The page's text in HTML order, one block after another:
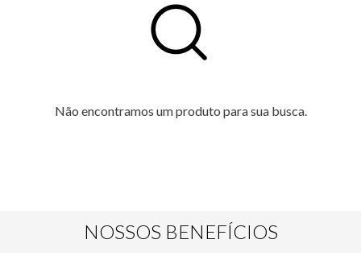
Não encontramos um produto para sua busca.
NOSSOS BENEFÍCIOS